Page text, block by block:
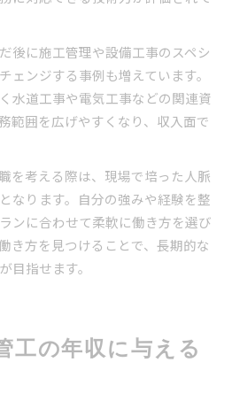
後に施工管理や設備工事のスペシ
ェンジする事例も増えています。
水道工事や電気工事などの関連資
範囲を広げやすくなり、収入面で
を考える際は、現場で培った人脈
なります。自分の強みや経験を整
ンに合わせて柔軟に働き方を選び
き方を見つけることで、長期的な
目指せます。
工の年収に与える